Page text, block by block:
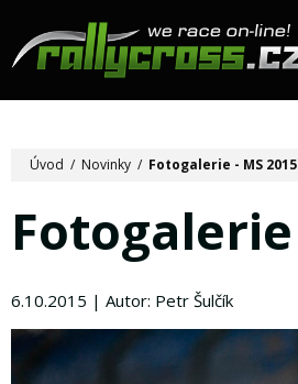
Úvod / Novinky / Fotogalerie - MS
6.10.2015 | Autor: Petr Šulčík